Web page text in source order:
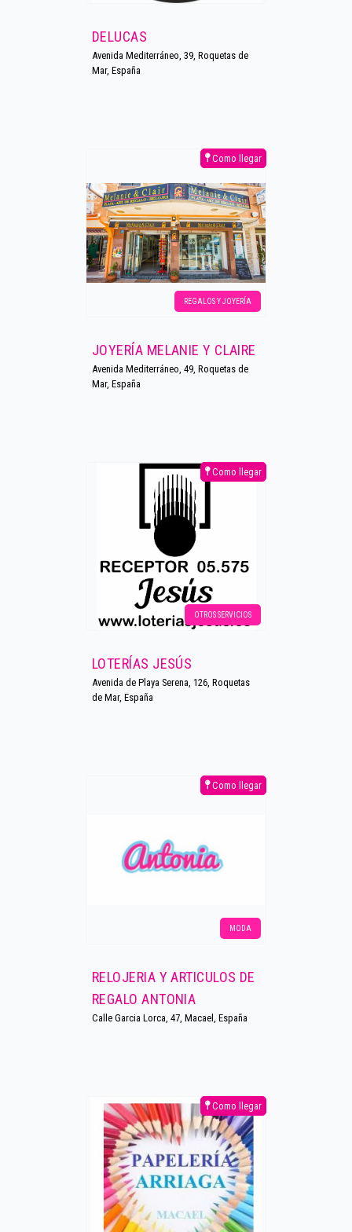
DELUCAS
Avenida Mediterráneo, 39, Roquetas de
Mar, España
REGALOS Y JOYERÍA
Como llegar
JOYERÍA MELANIE Y CLAIRE
Avenida Mediterráneo, 49, Roquetas de
Mar, España
OTROS SERVICIOS
Como llegar
LOTERÍAS JESÚS
Avenida de Playa Serena, 126, Roquetas
de Mar, España
MODA
Como llegar
RELOJERIA Y ARTICULOS DE
REGALO ANTONIA
Calle Garcia Lorca, 47, Macael, España
Como llegar